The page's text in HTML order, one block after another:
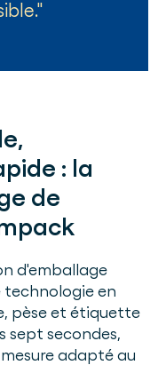
: la
de
d'emballage
technologie en
pèse et étiquette
sept secondes,
adapté au